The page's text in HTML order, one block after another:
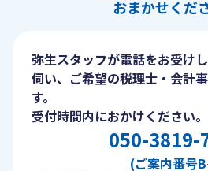
おまかせくだ
弥生スタッフが電話をお受け
伺い、ご希望の税理士・会計
す。
受付時間内におかけください。
050-3819-
(ご案内番号